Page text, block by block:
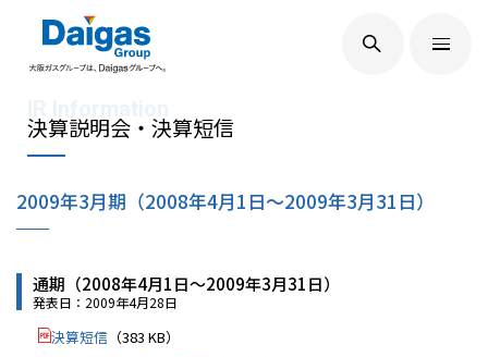
EN / JP
Daigas STUDIO
社会貢献
決算説明会・決算短信
2009年3月期（2008年4月1日～2009年3月31日）
通期（2008年4月1日～2009年3月31日）
発表日：2009年4月28日
決算短信 （383 KB）